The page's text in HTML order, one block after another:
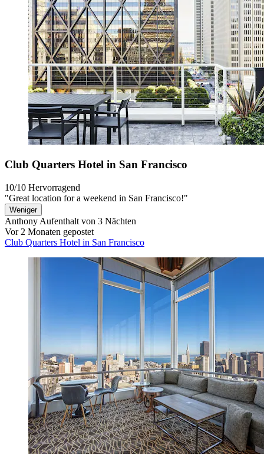
Club Quarters Hotel in San Francisco
10/10 Hervorragend
"Great location for a weekend in San Francisco!"
Weniger
Anthony Aufenthalt von 3 Nächten
Vor 2 Monaten gepostet
Club Quarters Hotel in San Francisco